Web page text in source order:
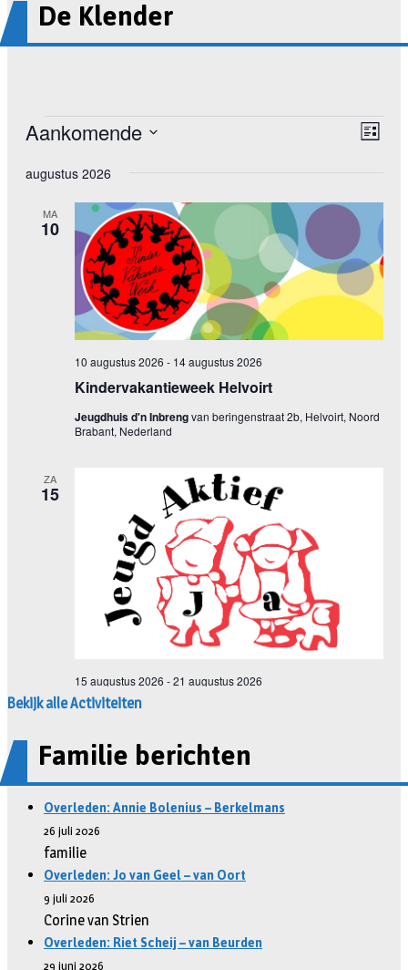
De Klender
Bekijk alle Activiteiten
Familie berichten
Overleden: Annie Bolenius – Berkelmans
26 juli 2026
familie
Overleden: Jo van Geel – van Oort
9 juli 2026
Corine van Strien
Overleden: Riet Scheij – van Beurden
29 juni 2026